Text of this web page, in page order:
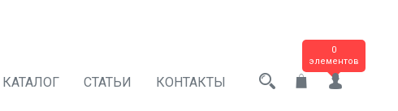
КАТАЛОГ СТАТЬИ КОНТАКТЫ
0
элементов